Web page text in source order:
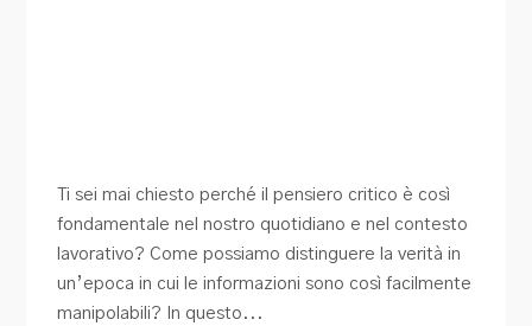
Ti sei mai chiesto perché il pensiero critico è così
fondamentale nel nostro quotidiano e nel contesto
lavorativo? Come possiamo distinguere la verità in
un’epoca in cui le informazioni sono così facilmente
manipolabili? In questo...